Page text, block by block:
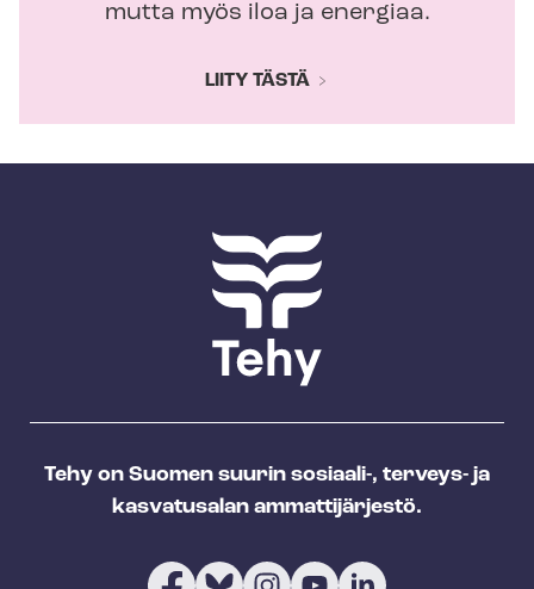
mutta myös iloa ja energiaa.
LIITY TÄSTÄ
Tehy on Suomen suurin sosiaali-, terveys- ja
kasvatusalan ammattijärjestö.